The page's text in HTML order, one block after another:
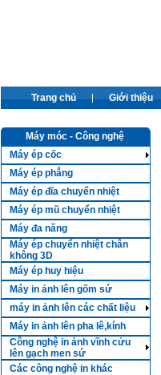
Trang chủ Giới thiệu
Máy móc - Công nghệ
Máy ép cốc
Máy ép phẳng
Máy ép đĩa chuyển nhiệt
Máy ép mũ chuyển nhiệt
Máy đa năng
Máy ép chuyển nhiệt chân
không 3D
Máy ép huy hiệu
Máy in ảnh lên gốm sứ
máy in ảnh lên các chất liệu
Máy in ảnh lên pha lê,kính
Công nghệ in ảnh vĩnh cửu
lên gạch men sứ
Các công nghệ in khác